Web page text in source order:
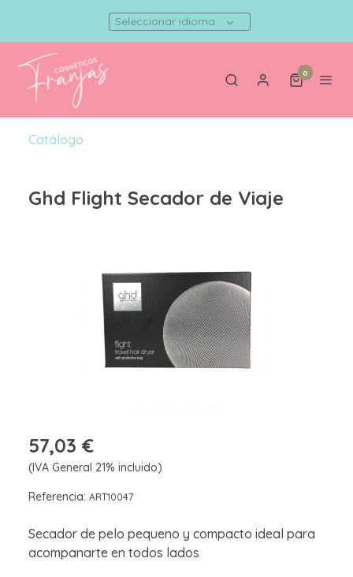
Seleccionar idioma
0
Catálogo
Ghd Flight Secador de Viaje
57,03 €
(IVA General 21% incluido)
Referencia: ART10047
Secador de pelo pequeno y compacto ideal para
acompanarte en todos lados